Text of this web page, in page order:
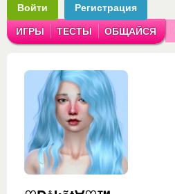
Войти Регистрация
ИГРЫ ТЕСТЫ ОБЩАЙСЯ